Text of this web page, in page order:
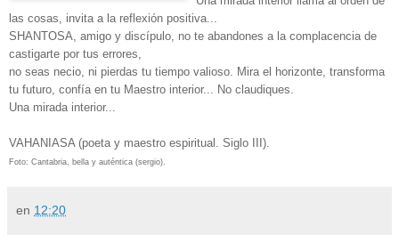
las cosas, invita a la reflexión positiva...
SHANTOSA, amigo y discípulo, no te abandones a la complacencia de
castigarte por tus errores,
no seas necio, ni pierdas tu tiempo valioso. Mira el horizonte, transforma
tu futuro, confía en tu Maestro interior... No claudiques.
Una mirada interior...
VAHANIASA (poeta y maestro espiritual. Siglo III).
Foto: Cantabria, bella y auténtica (sergio).
en 12:20